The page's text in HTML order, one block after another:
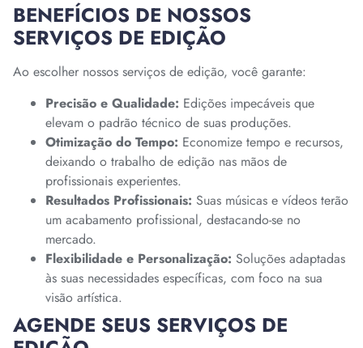
BENEFÍCIOS DE NOSSOS
SERVIÇOS DE EDIÇÃO
Ao escolher nossos serviços de edição, você garante:
Precisão e Qualidade: Edições impecáveis que
elevam o padrão técnico de suas produções.
Otimização do Tempo: Economize tempo e recursos,
deixando o trabalho de edição nas mãos de
profissionais experientes.
Resultados Profissionais: Suas músicas e vídeos terão
um acabamento profissional, destacando-se no
mercado.
Flexibilidade e Personalização: Soluções adaptadas
às suas necessidades específicas, com foco na sua
visão artística.
AGENDE SEUS SERVIÇOS DE